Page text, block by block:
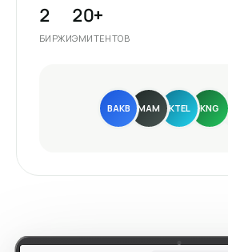
2
БИРЖИ
20+
ЭМИТЕНТОВ
BAKB MAM KTEL KNG